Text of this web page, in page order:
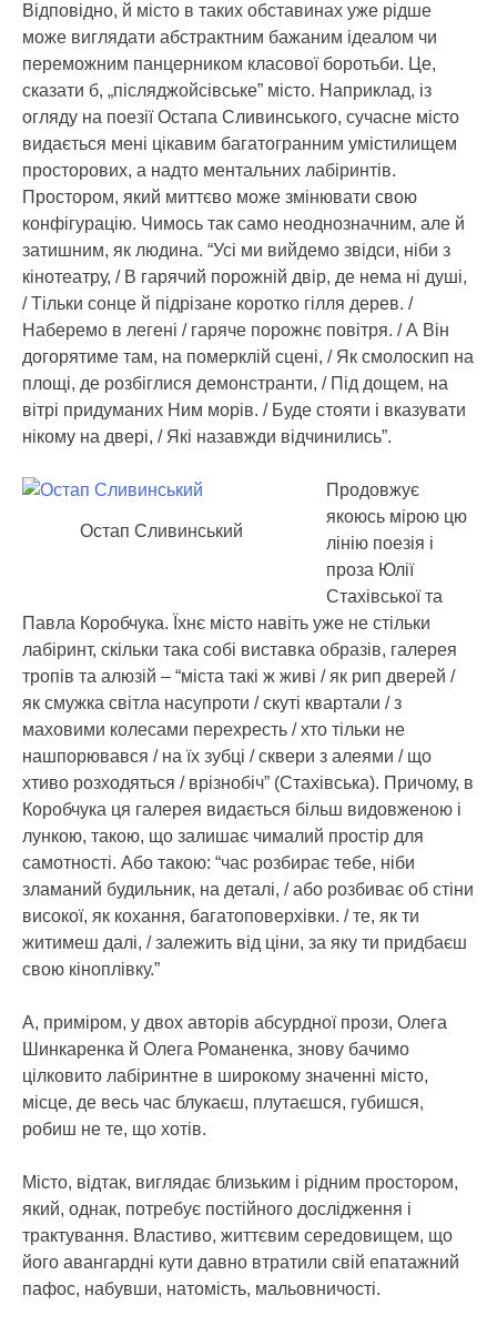
Відповідно, й місто в таких обставинах уже рідше
може виглядати абстрактним бажаним ідеалом чи
переможним панцерником класової боротьби. Це,
сказати б, „післяджойсівське” місто. Наприклад, із
огляду на поезії Остапа Сливинського, сучасне місто
видається мені цікавим багатогранним умістилищем
просторових, а надто ментальних лабіринтів.
Простором, який миттєво може змінювати свою
конфігурацію. Чимось так само неоднозначним, але й
затишним, як людина. “Усі ми вийдемо звідси, ніби з
кінотеатру, / В гарячий порожній двір, де нема ні душі,
/ Тільки cонце й підрізане коротко гілля дерев. /
Наберемо в легені / гаряче порожнє повітря. / А Він
догорятиме там, на померклій сцені, / Як смолоскип на
площі, де розбіглися демонстранти, / Під дощем, на
вітрі придуманих Ним морів. / Буде стояти і вказувати
нікому на двері, / Які назавжди відчинились”.
Остап Сливинський
Продовжує
якоюсь мірою цю
лінію поезія і
проза Юлії
Стахівської та
Павла Коробчука. Їхнє місто навіть уже не стільки
лабіринт, скільки така собі виставка образів, галерея
тропів та алюзій – “міста такі ж живі / як рип дверей /
як смужка світла насупроти / скуті квартали / з
маховими колесами перехресть / хто тільки не
нашпорювався / на їх зубці / сквери з алеями / що
хтиво розходяться / врізнобіч” (Стахівська). Причому, в
Коробчука ця галерея видається більш видовженою і
лункою, такою, що залишає чималий простір для
самотності. Або такою: “час розбирає тебе, ніби
зламаний будильник, на деталі, / або розбиває об стіни
високої, як кохання, багатоповерхівки. / те, як ти
житимеш далі, / залежить від ціни, за яку ти придбаєш
свою кіноплівку.”
А, приміром, у двох авторів абсурдної прози, Олега
Шинкаренка й Олега Романенка, знову бачимо
цілковито лабіринтне в широкому значенні місто,
місце, де весь час блукаєш, плутаєшся, губишся,
робиш не те, що хотів.
Місто, відтак, виглядає близьким і рідним простором,
який, однак, потребує постійного дослідження і
трактування. Властиво, життєвим середовищем, що
його авангардні кути давно втратили свій епатажний
пафос, набувши, натомість, мальовничості.